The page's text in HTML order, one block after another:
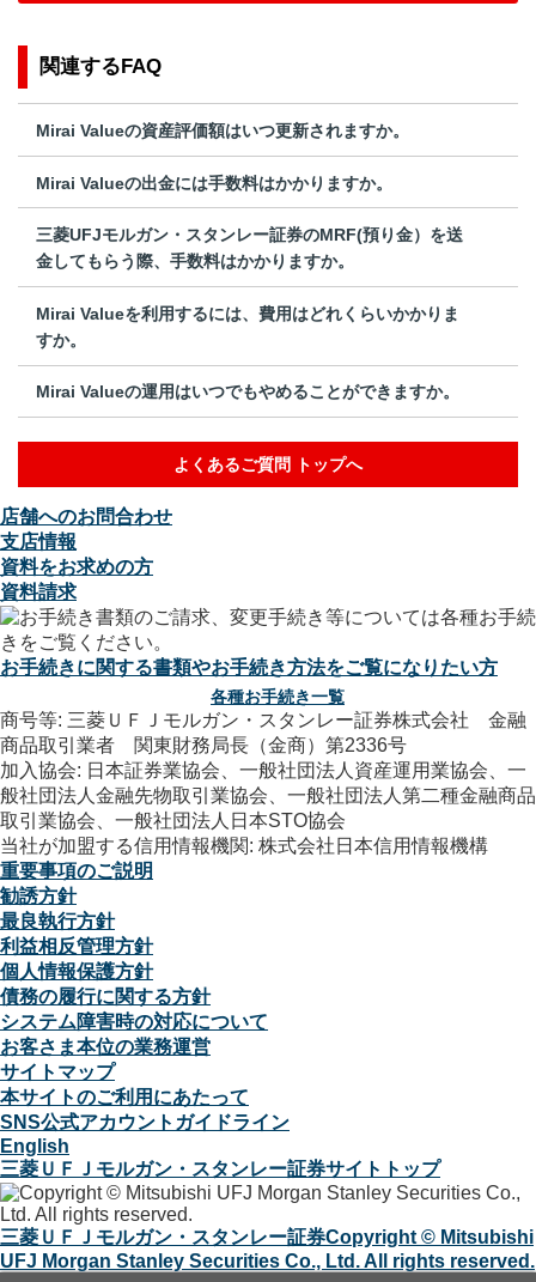
関連するFAQ
Mirai Valueの資産評価額はいつ更新されますか。
Mirai Valueの出金には手数料はかかりますか。
三菱UFJモルガン・スタンレー証券のMRF(預り金）を送
金してもらう際、手数料はかかりますか。
Mirai Valueを利用するには、費用はどれくらいかかりま
すか。
Mirai Valueの運用はいつでもやめることができますか。
よくあるご質問 トップへ
店舗へのお問合わせ
支店情報
資料をお求めの方
資料請求
お手続きに関する書類やお手続き方法をご覧になりたい方
各種お手続き一覧
商号等: 三菱ＵＦＪモルガン・スタンレー証券株式会社 金融
商品取引業者 関東財務局長（金商）第2336号
加入協会: 日本証券業協会、一般社団法人資産運用業協会、一
般社団法人金融先物取引業協会、一般社団法人第二種金融商品
取引業協会、一般社団法人日本STO協会
当社が加盟する信用情報機関: 株式会社日本信用情報機構
重要事項のご説明
勧誘方針
最良執行方針
利益相反管理方針
個人情報保護方針
債務の履行に関する方針
システム障害時の対応について
お客さま本位の業務運営
サイトマップ
本サイトのご利用にあたって
SNS公式アカウントガイドライン
English
三菱ＵＦＪモルガン・スタンレー証券サイトトップ
三菱ＵＦＪモルガン・スタンレー証券Copyright © Mitsubishi
UFJ Morgan Stanley Securities Co., Ltd. All rights reserved.